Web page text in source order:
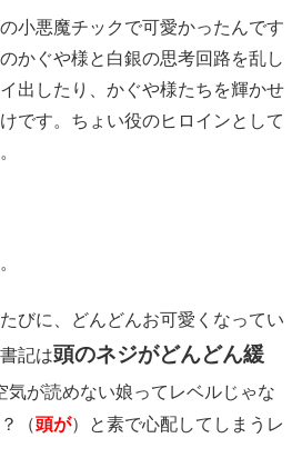
小悪魔チックで可愛かったんです
かぐや様と白銀の思考回路を乱し
出したり、かぐや様たちを輝かせ
です。ちょい役のヒロインとして
びに、どんどんお可愛くなってい
記は頭のネジがどんどん緩
気が読めない娘ってレベルじゃな
（頭が）と素で心配してしまうレ